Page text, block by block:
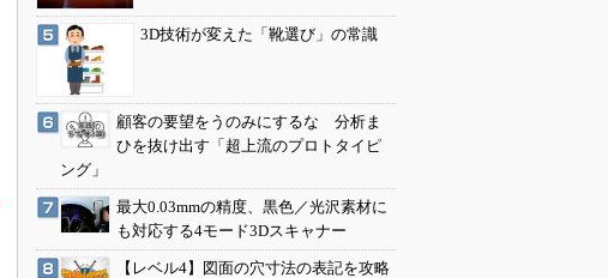
3D技術が変えた「靴選び」の常識
顧客の要望をうのみにするな 分析ま
ひを抜け出す「超上流のプロトタイピ
ング」
最大0.03mmの精度、黒色／光沢素材に
も対応する4モード3Dスキャナー
【レベル4】図面の穴寸法の表記を攻略